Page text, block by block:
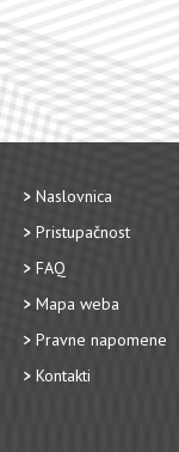
Naslovnica
Pristupačnost
FAQ
Mapa weba
Pravne napomene
Kontakti